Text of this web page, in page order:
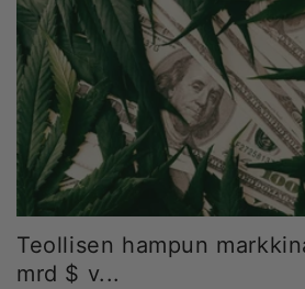
Teollisen hampun
mrd $ v...